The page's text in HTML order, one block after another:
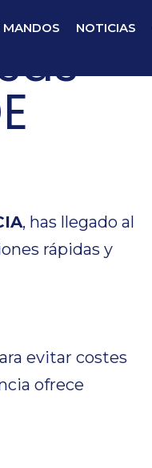
MANDOS NOTICIAS
, has llegado al
rápidas y
evitar costes
ofrece